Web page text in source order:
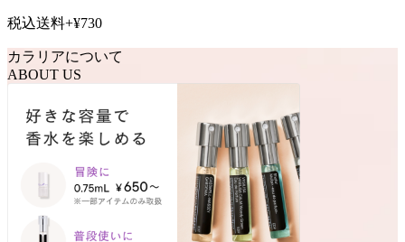
税込送料+¥730
カラリアについて
ABOUT US